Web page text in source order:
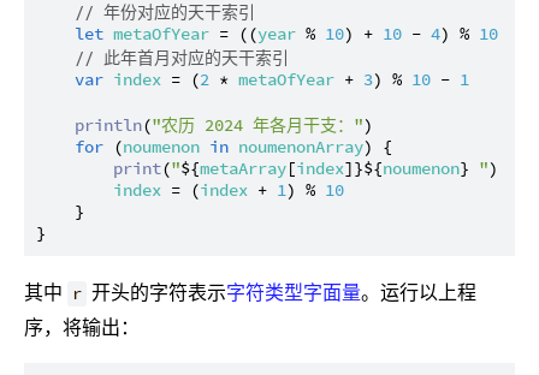
// 年份对应的天干索引
let metaOfYear = ((year % 10) + 10 - 4) % 10
// 此年首月对应的天干索引
var index = (2 * metaOfYear + 3) % 10 - 1
println("农历 2024 年各月干支：")
for (noumenon in noumenonArray) {
print("${metaArray[index]}${noumenon} ")
index = (index + 1) % 10
    }
其中 r 开头的字符表示字符类型字面量。运行以上程
序，将输出：